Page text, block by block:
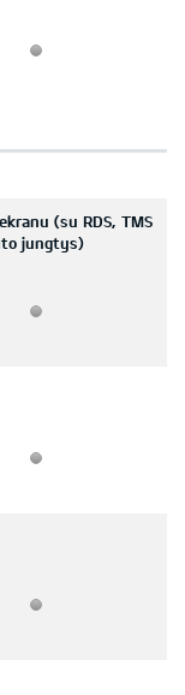
(su RDS, TMS
jungtys)